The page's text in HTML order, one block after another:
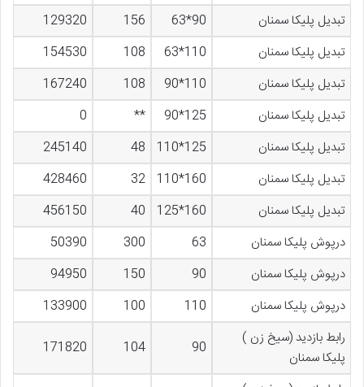
تبدیل پلیکا سمنان
90*63
156
129320
تبدیل پلیکا سمنان
110*63
108
154530
تبدیل پلیکا سمنان
110*90
108
167240
تبدیل پلیکا سمنان
125*90
**
0
تبدیل پلیکا سمنان
125*110
48
245140
تبدیل پلیکا سمنان
160*110
32
428460
تبدیل پلیکا سمنان
160*125
40
456150
درپوش پلیکا سمنان
63
300
50390
درپوش پلیکا سمنان
90
150
94950
درپوش پلیکا سمنان
110
100
133900
رابط بازدید (سیخ زن )
پلیکا سمنان
90
104
171820